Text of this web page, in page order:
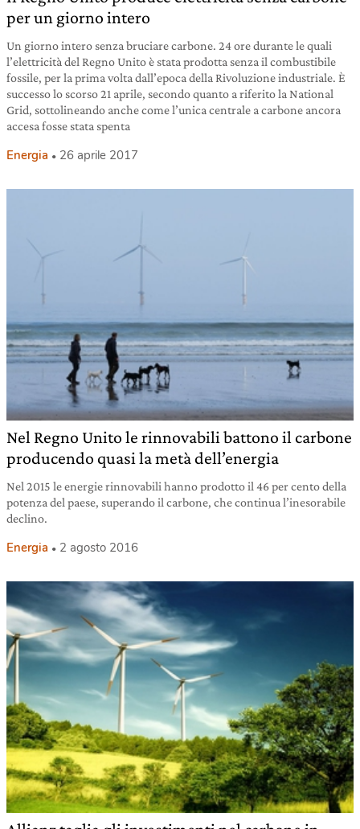
per un giorno intero
Un giorno intero senza bruciare carbone. 24 ore durante le quali
l’elettricità del Regno Unito è stata prodotta senza il combustibile
fossile, per la prima volta dall’epoca della Rivoluzione industriale. È
successo lo scorso 21 aprile, secondo quanto a riferito la National
Grid, sottolineando anche come l’unica centrale a carbone ancora
accesa fosse stata spenta
Energia 26 aprile 2017
Nel Regno Unito le rinnovabili battono il carbone
producendo quasi la metà dell’energia
Nel 2015 le energie rinnovabili hanno prodotto il 46 per cento della
potenza del paese, superando il carbone, che continua l’inesorabile
declino.
Energia 2 agosto 2016